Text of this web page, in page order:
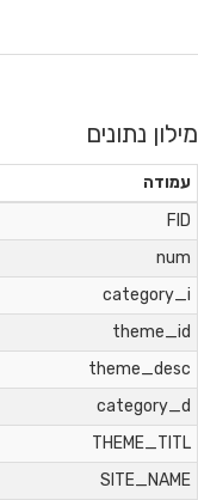
מילון נתונים
עמודה
FID
num
category_i
theme_id
theme_desc
category_d
THEME_TITL
SITE_NAME